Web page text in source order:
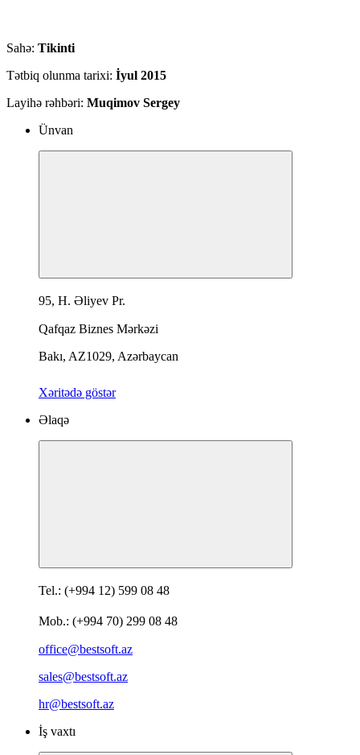
Sahə: Tikinti
Tətbiq olunma tarixi: İyul 2015
Layihə rəhbəri: Muqimov Sergey
Ünvan
95, H. Əliyev Pr.
Qafqaz Biznes Mərkəzi
Bakı, AZ1029, Azərbaycan
Xəritədə göstər
Əlaqə
Tel.: (+994 12) 599 08 48
Mob.: (+994 70) 299 08 48
office@bestsoft.az
sales@bestsoft.az
hr@bestsoft.az
İş vaxtı